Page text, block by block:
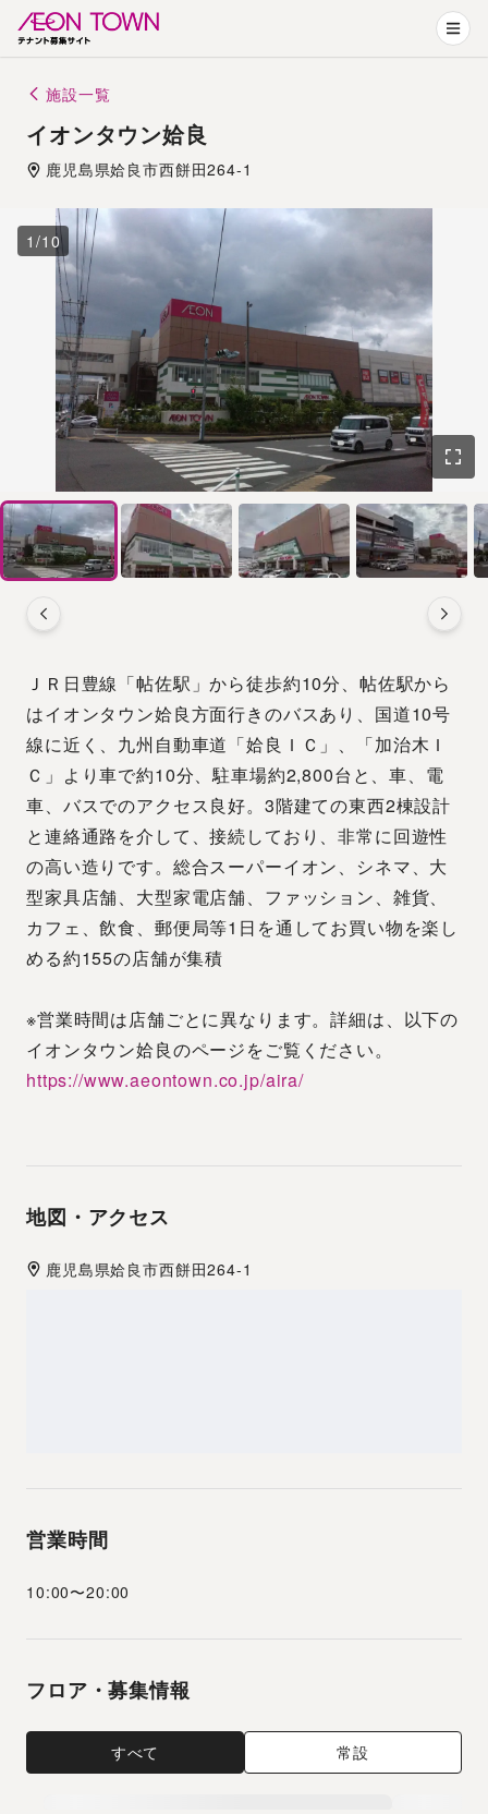
施設一覧
イオンタウン姶良
鹿児島県姶良市西餅田264-1
1 /10
ＪＲ日豊線「帖佐駅」から徒歩約10分、帖佐駅から
はイオンタウン姶良方面行きのバスあり、国道10号
線に近く、九州自動車道「姶良ＩＣ」、「加治木Ｉ
Ｃ」より車で約10分、駐車場約2,800台と、車、電
車、バスでのアクセス良好。3階建ての東西2棟設計
と連絡通路を介して、接続しており、非常に回遊性
の高い造りです。総合スーパーイオン、シネマ、大
型家具店舗、大型家電店舗、ファッション、雑貨、
カフェ、飲食、郵便局等1日を通してお買い物を楽し
める約155の店舗が集積
※営業時間は店舗ごとに異なります。詳細は、以下の
イオンタウン姶良のページをご覧ください。
https://www.aeontown.co.jp/aira/
地図・アクセス
鹿児島県姶良市西餅田264-1
営業時間
10:00〜20:00
フロア・募集情報
すべて 常設